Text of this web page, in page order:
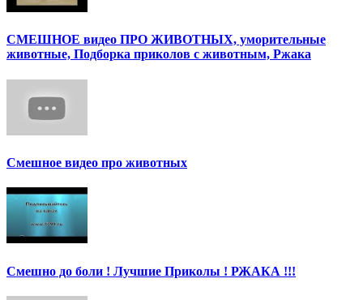
СМЕШНОЕ видео ПРО ЖИВОТНЫХ, уморительные
животные, Подборка приколов с животным, Ржака
Смешное видео про животных
Смешно до боли ! Лучшие Приколы ! РЖАКА !!!